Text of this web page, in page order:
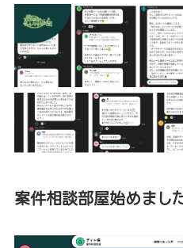
案件相談部屋始めまし